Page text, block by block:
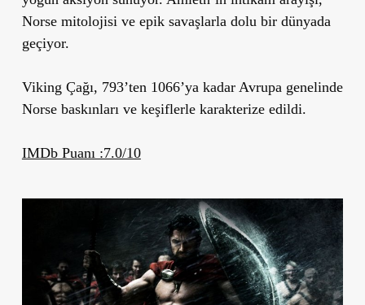
Norse mitolojisi ve epik savaşlarla dolu bir dünyada
geçiyor.
Viking Çağı, 793’ten 1066’ya kadar Avrupa genelinde
Norse baskınları ve keşiflerle karakterize edildi.
IMDb Puanı :7.0/10